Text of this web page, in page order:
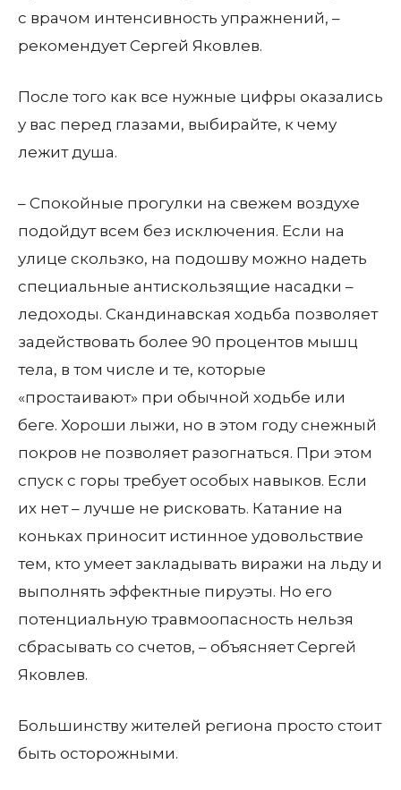
с врачом интенсивность упражнений, –
рекомендует Сергей Яковлев.
После того как все нужные цифры оказались
у вас перед глазами, выбирайте, к чему
лежит душа.
– Спокойные прогулки на свежем воздухе
подойдут всем без исключения. Если на
улице скользко, на подошву можно надеть
специальные антискользящие насадки –
ледоходы. Скандинавская ходьба позволяет
задействовать более 90 процентов мышц
тела, в том числе и те, которые
«простаивают» при обычной ходьбе или
беге. Хороши лыжи, но в этом году снежный
покров не позволяет разогнаться. При этом
спуск с горы требует особых навыков. Если
их нет – лучше не рисковать. Катание на
коньках приносит истинное удовольствие
тем, кто умеет закладывать виражи на льду и
выполнять эффектные пируэты. Но его
потенциальную травмоопасность нельзя
сбрасывать со счетов, – объясняет Сергей
Яковлев.
Большинству жителей региона просто стоит
быть осторожными.